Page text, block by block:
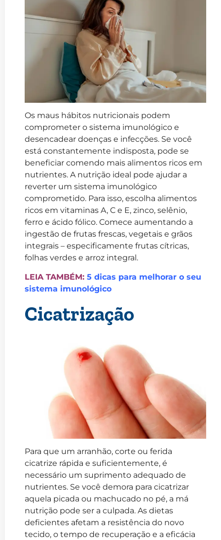
Os maus hábitos nutricionais podem
comprometer o sistema imunológico e
desencadear doenças e infecções. Se você
está constantemente indisposta, pode se
beneficiar comendo mais alimentos ricos em
nutrientes. A nutrição ideal pode ajudar a
reverter um sistema imunológico
comprometido. Para isso, escolha alimentos
ricos em vitaminas A, C e E, zinco, selênio,
ferro e ácido fólico. Comece aumentando a
ingestão de frutas frescas, vegetais e grãos
integrais – especificamente frutas cítricas,
folhas verdes e arroz integral.
LEIA TAMBÉM: 5 dicas para melhorar o seu
sistema imunológico
Cicatrização
Para que um arranhão, corte ou ferida
cicatrize rápida e suficientemente, é
necessário um suprimento adequado de
nutrientes. Se você demora para cicatrizar
aquela picada ou machucado no pé, a má
nutrição pode ser a culpada. As dietas
deficientes afetam a resistência do novo
tecido, o tempo de recuperação e a eficácia